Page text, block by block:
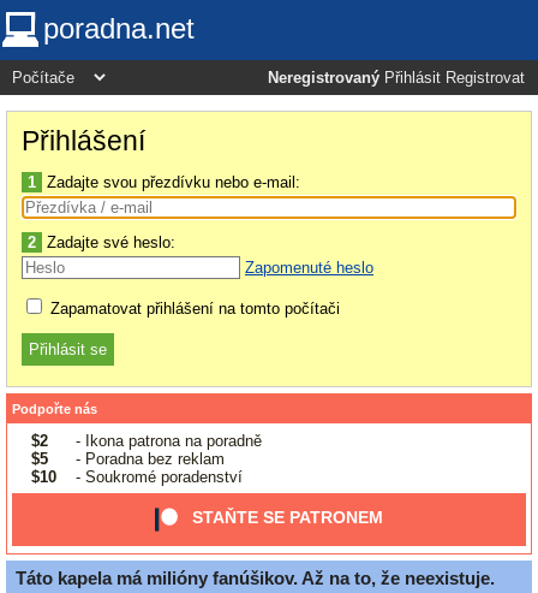
poradna.net
Neregistrovaný Přihlásit Registrovat
Přihlášení
1 Zadajte svou přezdívku nebo e-mail:
2 Zadajte své heslo:
Zapomenuté heslo
Zapamatovat přihlášení na tomto počítači
Podpořte nás
$2
- Ikona patrona na poradně
$5
- Poradna bez reklam
$10
- Soukromé poradenství
STAŇTE SE PATRONEM
Táto kapela má milióny fanúšikov. Až na to, že neexistuje.